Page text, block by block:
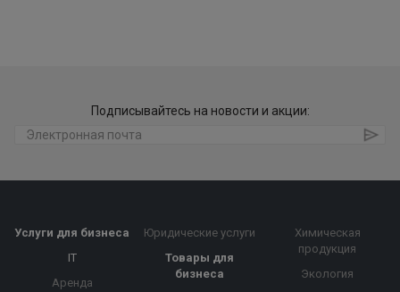
Подписывайтесь на новости и акции:
Услуги для бизнеса
IT
Аренда
Юридические услуги
Товары для
бизнеса
Химическая
продукция
Экология